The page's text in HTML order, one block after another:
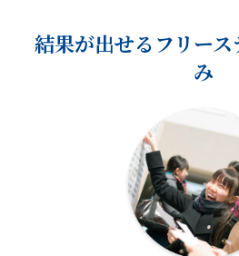
結果が出せるフリー
み